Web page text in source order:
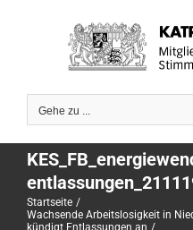
Gehe zu ...
Startseite
Wachsende Arbeitslosigkeit in
kündigt Entlassungen an